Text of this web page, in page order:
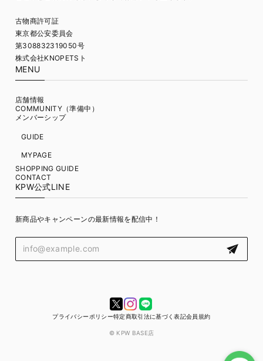
古物商許可証
東京都公安委員会
第308832319050号
株式会社KNOPETSト
MENU
店舗情報
COMMUNITY（準備中）
メンバーシップ
GUIDE
MYPAGE
SHOPPING GUIDE
CONTACT
KPW公式LINE
新商品やキャンペーンの最新情報を配信中！
プライバシーポリシー特定商取引法に基づく表記会員規約
© KPW BASE店